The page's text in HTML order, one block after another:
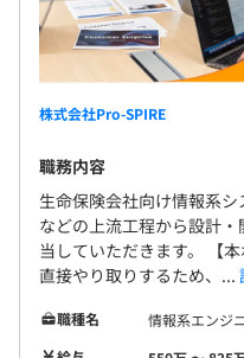
株式会社Pro-SPIRE
職務内容
生命保険会社向け情報系
などの上流工程から設計
当していただきます。 【
直接やり取りするため、...
職種名
情報系エンジ